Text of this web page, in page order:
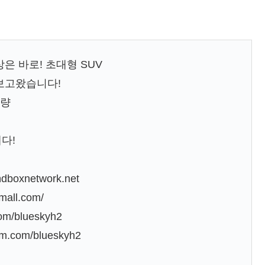
은 바로! 초대형 SUV
고왔습니다!
!
blueskyh2
blueskyh2